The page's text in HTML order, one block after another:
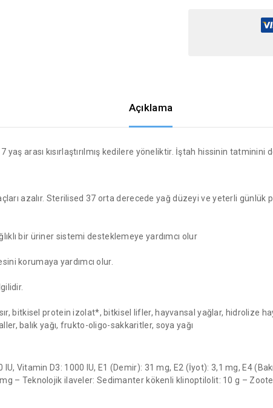
Açıklama
arası kısırlaştırılmış kedilere yöneliktir. İştah hissinin tatminini
azalır. Sterilised 37 orta derecede yağ düzeyi ve yeterli günlük
bir üriner sistemi desteklemeye yardımcı olur
korumaya yardımcı olur.
bitkisel protein izolat*, bitkisel lifler, hayvansal yağlar, hidrolize
balık yağı, frukto-oligo-sakkaritler, soya yağı
Vitamin D3: 1000 IU, E1 (Demir): 31 mg, E2 (İyot): 3,1 mg, E4
– Teknolojik ilaveler: Sedimanter kökenli klinoptilolit: 10 g –